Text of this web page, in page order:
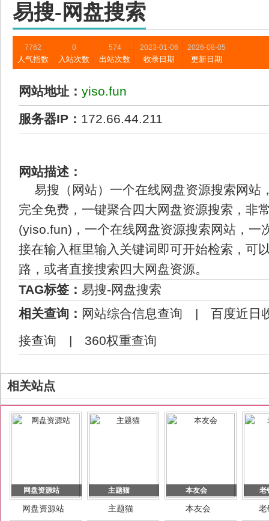
易搜-网盘搜索
7762
人气指数
0
入站次数
574
出站次数
2023-01-06
收录日期
2026-08-05
更新日期
网站地址： yiso.fun
服务器IP： 172.66.44.211
网站描述：
易搜（网站）一个在线网盘资源搜索网站
完全免费，一键聚合四大网盘资源搜索，非
(yiso.fun)，一个在线网盘资源搜索网站，一
接在输入框里输入关键词即可开始检索，可
路，或者直接搜索四大网盘资源。
TAG标签： 易搜-网盘搜索
相关查询： 网站综合信息查询 | 百度近日
接查询 | 360权重查询
相关站点
网盘资源站
网盘资源站
主题猫
主题猫
本友会
本友会
老
老